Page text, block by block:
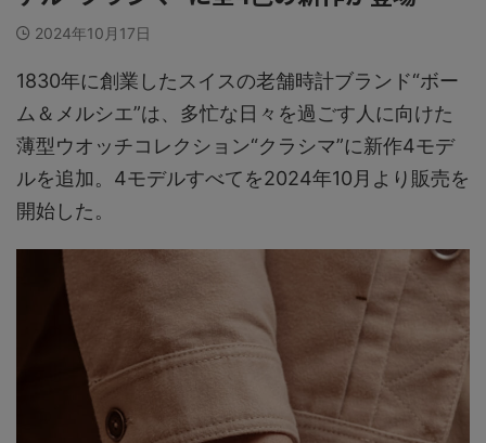
2024年10月17日
1830年に創業したスイスの老舗時計ブランド“ボー
ム＆メルシエ”は、多忙な日々を過ごす人に向けた
薄型ウオッチコレクション“クラシマ”に新作4モデ
ルを追加。4モデルすべてを2024年10月より販売を
開始した。